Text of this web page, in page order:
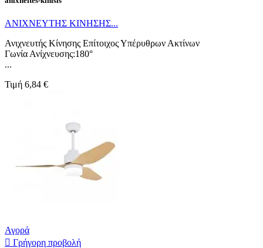
ΑΝΙΧΝΕΥΤΗΣ ΚΙΝΗΣΗΣ...
Ανιχνευτής Κίνησης Επίτοιχος Υπέρυθρων Ακτίνων
Γωνία Ανίχνευσης:180°
...
Τιμή 6,84 €
Αγορά
 Γρήγορη προβολή